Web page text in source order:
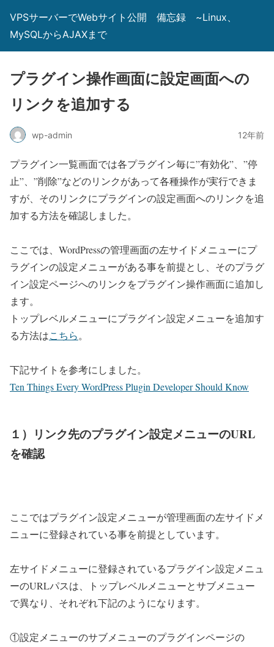
VPSサーバーでWebサイト公開 備忘録 ~Linux、
MySQLからAJAXまで
プラグイン操作画面に設定画面への
リンクを追加する
wp-admin 12年前
プラグイン一覧画面では各プラグイン毎に”有効化”、”停
止”、”削除”などのリンクがあって各種操作が実行できま
すが、そのリンクにプラグインの設定画面へのリンクを追
加する方法を確認しました。
ここでは、WordPressの管理画面の左サイドメニューにプ
ラグインの設定メニューがある事を前提とし、そのプラグ
イン設定ページへのリンクをプラグイン操作画面に追加し
ます。
トップレベルメニューにプラグイン設定メニューを追加す
る方法はこちら。
下記サイトを参考にしました。
Ten Things Every WordPress Plugin Developer Should Know
１）リンク先のプラグイン設定メニューのURL
を確認
ここではプラグイン設定メニューが管理画面の左サイドメ
ニューに登録されている事を前提としています。
左サイドメニューに登録されているプラグイン設定メニュ
ーのURLパスは、トップレベルメニューとサブメニュー
で異なり、それぞれ下記のようになります。
①設定メニューのサブメニューのプラグインページの